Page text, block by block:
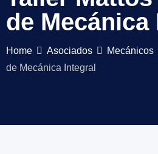
de Mecánica
Home Asociados Mecánicos
de Mecánica Integral